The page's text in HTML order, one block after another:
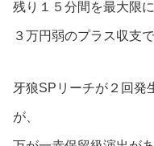
残り１５分間を最大限
３万円弱のプラス収支で
牙狼SPリーチが２回発
が、